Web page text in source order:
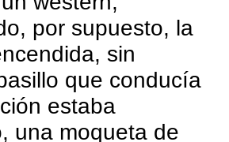
por supuesto, la
sin
que conducía
estaba
una moqueta de